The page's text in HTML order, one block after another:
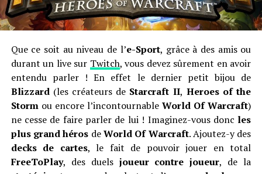
Que ce soit au niveau de l’e-Sport, grâce à des amis ou
durant un live sur Twitch, vous devez sûrement en avoir
entendu parler ! En effet le dernier petit bijou de
Blizzard(les créateurs de Starcraft II, Heroes of the
Stormou encore l’incontournableWorld Of Warcraft)
ne cesse de faire parler de lui ! Imaginez-vous donc les
plus grand héros deWorld Of Warcraft. Ajoutez-y des
decks de cartes, le fait de pouvoir jouer en total
FreeToPlay, des duels joueur contre joueur, de la